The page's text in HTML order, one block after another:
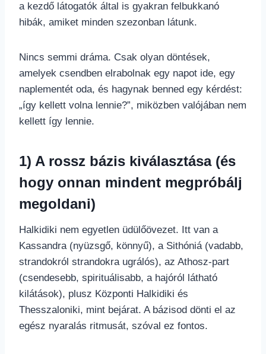
a kezdő látogatók által is gyakran felbukkanó
hibák, amiket minden szezonban látunk.
Nincs semmi dráma. Csak olyan döntések,
amelyek csendben elrabolnak egy napot ide, egy
naplementét oda, és hagynak benned egy kérdést:
„így kellett volna lennie?”, miközben valójában nem
kellett így lennie.
1) A rossz bázis kiválasztása (és
hogy onnan mindent megpróbálj
megoldani)
Halkidiki nem egyetlen üdülőövezet. Itt van a
Kassandra (nyüzsgő, könnyű), a Sithóniá (vadabb,
strandokról strandokra ugrálós), az Athosz-part
(csendesebb, spirituálisabb, a hajóról látható
kilátások), plusz Központi Halkidiki és
Thesszaloniki, mint bejárat. A bázisod dönti el az
egész nyaralás ritmusát, szóval ez fontos.